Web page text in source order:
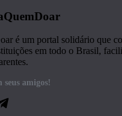
é um portal solidário que
em todo o Brasil,
amigos!